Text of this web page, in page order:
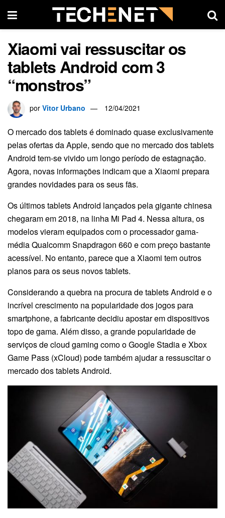
Xiaomi vai ressuscitar os
tablets Android com 3
“monstros”
por Vitor Urbano 12/04/2021
O mercado dos tablets é dominado quase exclusivamente
pelas ofertas da Apple, sendo que no mercado dos tablets
Android tem-se vivido um longo período de estagnação.
Agora, novas informações indicam que a Xiaomi prepara
grandes novidades para os seus fãs.
Os últimos tablets Android lançados pela gigante chinesa
chegaram em 2018, na linha Mi Pad 4. Nessa altura, os
modelos vieram equipados com o processador gama-
média Qualcomm Snapdragon 660 e com preço bastante
acessível. No entanto, parece que a Xiaomi tem outros
planos para os seus novos tablets.
Considerando a quebra na procura de tablets Android e o
incrível crescimento na popularidade dos jogos para
smartphone, a fabricante decidiu apostar em dispositivos
topo de gama. Além disso, a grande popularidade de
serviços de cloud gaming como o Google Stadia e Xbox
Game Pass (xCloud) pode também ajudar a ressuscitar o
mercado dos tablets Android.